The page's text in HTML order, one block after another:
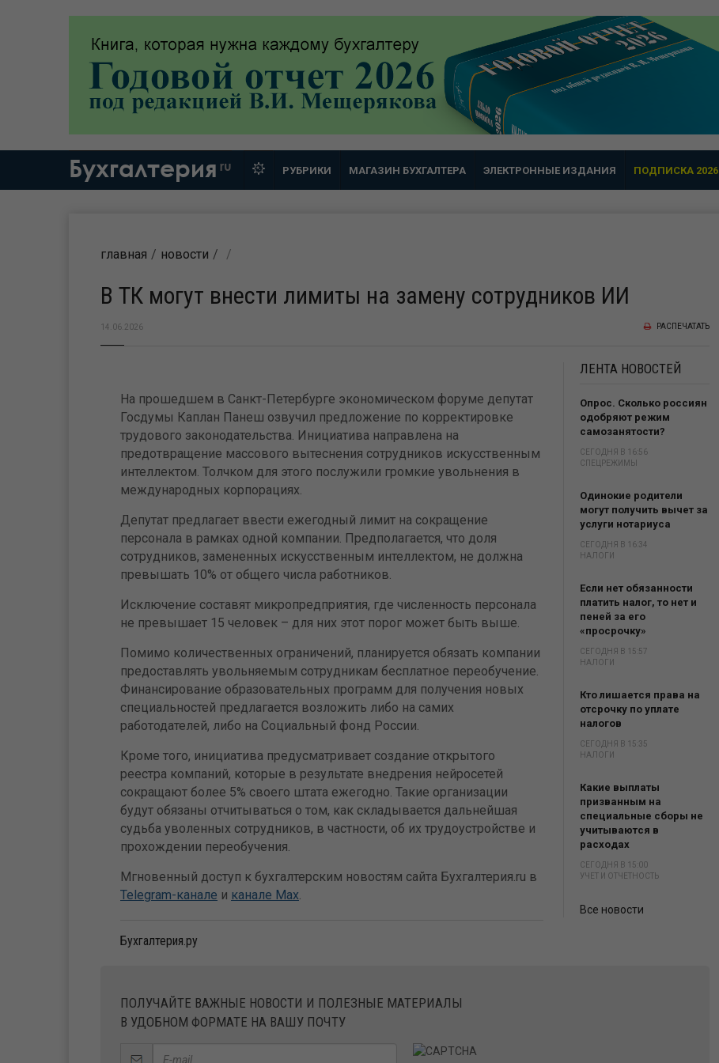
Бухгалтерия ru РУБРИКИ МАГАЗИН БУХГАЛТЕРА ЭЛЕКТРОННЫЕ ИЗДАНИЯ ПОДПИСКА 2026
главная новости
В ТК могут внести лимиты на замену сотрудников ИИ
14.06.2026 РАСПЕЧАТАТЬ
На прошедшем в Санкт-Петербурге экономическом форуме депутат
Госдумы Каплан Панеш озвучил предложение по корректировке
трудового законодательства. Инициатива направлена на
предотвращение массового вытеснения сотрудников искусственным
интеллектом. Толчком для этого послужили громкие увольнения в
международных корпорациях.
Депутат предлагает ввести ежегодный лимит на сокращение
персонала в рамках одной компании. Предполагается, что доля
сотрудников, замененных искусственным интеллектом, не должна
превышать 10% от общего числа работников.
Исключение составят микропредприятия, где численность персонала
не превышает 15 человек – для них этот порог может быть выше.
Помимо количественных ограничений, планируется обязать компании
предоставлять увольняемым сотрудникам бесплатное переобучение.
Финансирование образовательных программ для получения новых
специальностей предлагается возложить либо на самих
работодателей, либо на Социальный фонд России.
Кроме того, инициатива предусматривает создание открытого
реестра компаний, которые в результате внедрения нейросетей
сокращают более 5% своего штата ежегодно. Такие организации
будут обязаны отчитываться о том, как складывается дальнейшая
судьба уволенных сотрудников, в частности, об их трудоустройстве и
прохождении переобучения.
Мгновенный доступ к бухгалтерским новостям сайта Бухгалтерия.ru в
Telegram-канале и канале Max.
Бухгалтерия.ру
ЛЕНТА НОВОСТЕЙ
Опрос. Сколько россиян
одобряют режим
самозанятости?
СЕГОДНЯ В 16:56
СПЕЦРЕЖИМЫ
Одинокие родители
могут получить вычет за
услуги нотариуса
СЕГОДНЯ В 16:34
НАЛОГИ
Если нет обязанности
платить налог, то нет и
пеней за его
«просрочку»
СЕГОДНЯ В 15:57
НАЛОГИ
Кто лишается права на
отсрочку по уплате
налогов
СЕГОДНЯ В 15:35
НАЛОГИ
Какие выплаты
призванным на
специальные сборы не
учитываются в
расходах
СЕГОДНЯ В 15:00
УЧЕТ И ОТЧЕТНОСТЬ
Все новости
ПОЛУЧАЙТЕ ВАЖНЫЕ НОВОСТИ И ПОЛЕЗНЫЕ МАТЕРИАЛЫ
В УДОБНОМ ФОРМАТЕ НА ВАШУ ПОЧТУ